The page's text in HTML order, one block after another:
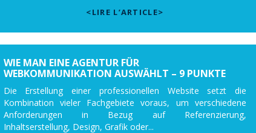
<LIRE L’ARTICLE>
WIE MAN EINE AGENTUR FÜR
WEBKOMMUNIKATION AUSWÄHLT – 9 PUNKTE
Die Erstellung einer professionellen Website setzt die
Kombination vieler Fachgebiete voraus, um verschiedene
Anforderungen in Bezug auf Referenzierung,
Inhaltserstellung, Design, Grafik oder...